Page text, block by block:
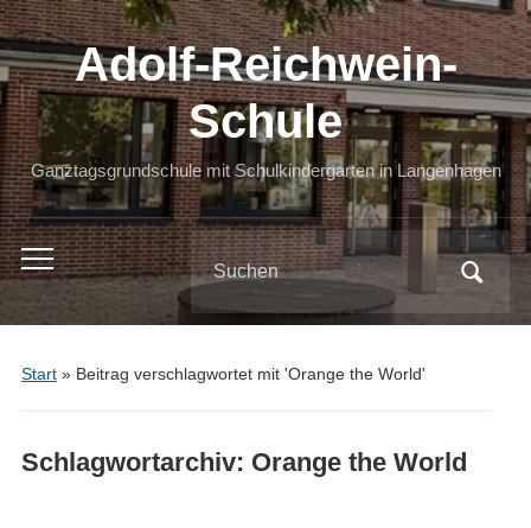
Adolf-Reichwein-
Schule
Ganztagsgrundschule mit Schulkindergarten in Langenhagen
Toggle
mobile
menu
Search
for:
Start» Beitrag verschlagwortet mit 'Orange the World'
Schlagwortarchiv: Orange the World